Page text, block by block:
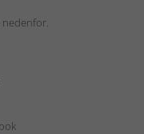
nedenfor.